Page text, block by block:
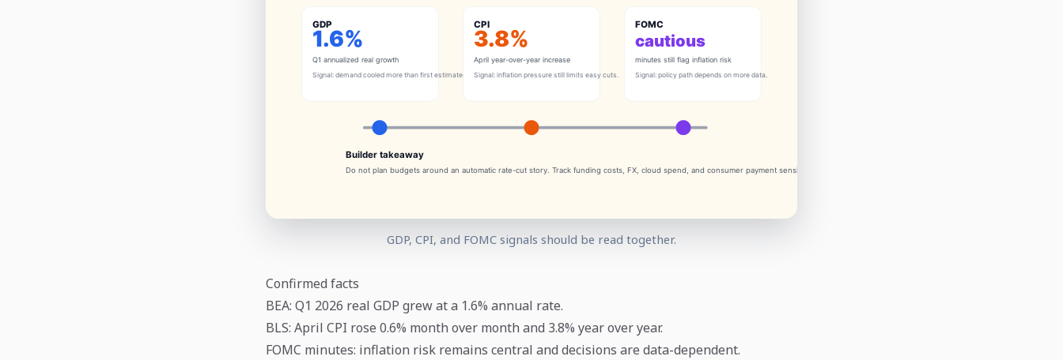
GDP, CPI, and FOMC signals should be read together.
Confirmed facts
BEA: Q1 2026 real GDP grew at a 1.6% annual rate.
BLS: April CPI rose 0.6% month over month and 3.8% year over year.
FOMC minutes: inflation risk remains central and decisions are data-dependent.